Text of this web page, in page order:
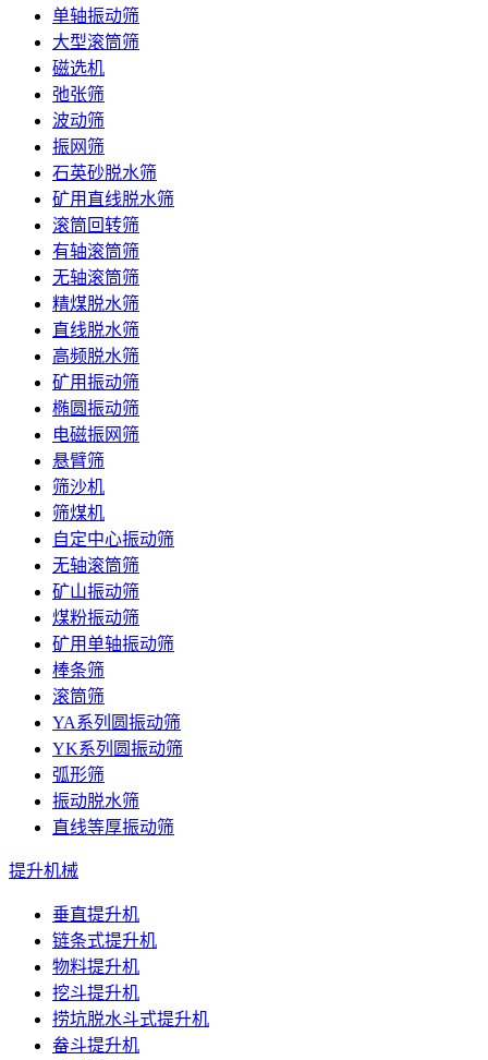
单轴振动筛
大型滚筒筛
磁选机
弛张筛
波动筛
振网筛
石英砂脱水筛
矿用直线脱水筛
滚筒回转筛
有轴滚筒筛
无轴滚筒筛
精煤脱水筛
直线脱水筛
高频脱水筛
矿用振动筛
椭圆振动筛
电磁振网筛
悬臂筛
筛沙机
筛煤机
自定中心振动筛
无轴滚筒筛
矿山振动筛
煤粉振动筛
矿用单轴振动筛
棒条筛
滚筒筛
YA系列圆振动筛
YK系列圆振动筛
弧形筛
振动脱水筛
直线等厚振动筛
提升机械
垂直提升机
链条式提升机
物料提升机
挖斗提升机
捞坑脱水斗式提升机
畚斗提升机